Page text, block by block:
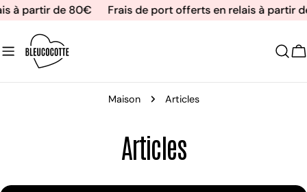
Aller
contenu
à partir de 80€ Frais de port offerts en relais à partir
Maison Articles
Articles